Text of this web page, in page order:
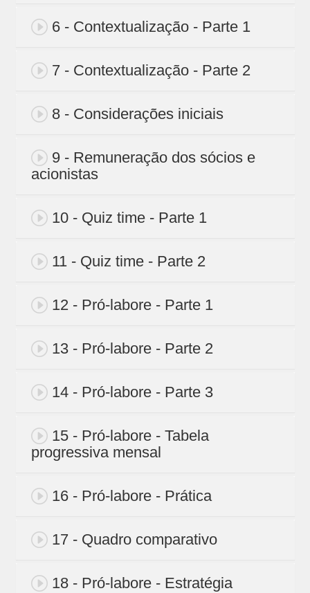
6 - Contextualização - Parte 1
7 - Contextualização - Parte 2
8 - Considerações iniciais
9 - Remuneração dos sócios e
acionistas
10 - Quiz time - Parte 1
11 - Quiz time - Parte 2
12 - Pró-labore - Parte 1
13 - Pró-labore - Parte 2
14 - Pró-labore - Parte 3
15 - Pró-labore - Tabela
progressiva mensal
16 - Pró-labore - Prática
17 - Quadro comparativo
18 - Pró-labore - Estratégia